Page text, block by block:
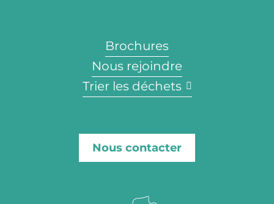
Brochures
Nous rejoindre
Trier les déchets
Nous contacter